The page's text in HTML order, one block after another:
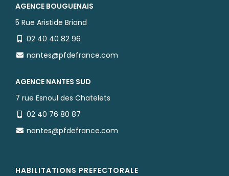
AGENCE BOUGUENAIS
5 Rue Aristide Briand
02 40 40 82 96
nantes@pfdefrance.com
AGENCE NANTES SUD
7 rue Esnoul des Chatelets
02 40 76 80 87
nantes@pfdefrance.com
HABILITATIONS PREFECTORALE